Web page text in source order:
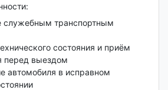
служебным транспортным
состояния и приём
перед выездом
автомобиля в исправном